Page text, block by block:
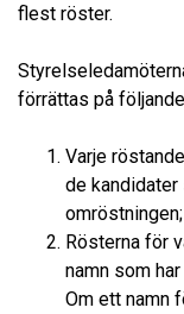
flest röster.
förrättas på
Varje
de
omröstningen;
Rösterna för
namn som
Om ett namn